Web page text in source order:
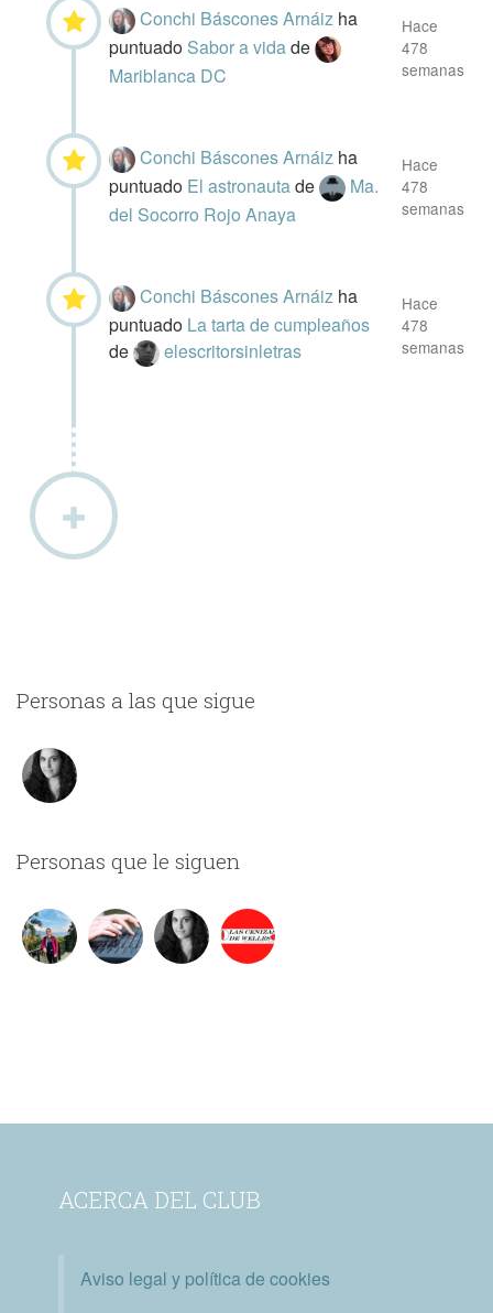
Conchi Báscones Arnáiz ha
puntuado Sabor a vidade
Mariblanca DC
Hace
478
semanas
Conchi Báscones Arnáiz ha
puntuado El astronautade
Ma.
del Socorro Rojo Anaya
Hace
478
semanas
Conchi Báscones Arnáiz ha
puntuado La tarta de cumpleaños
de
elescritorsinletras
Hace
478
semanas
Personas a las que sigue
Personas que le siguen
ACERCA DEL CLUB
Aviso legal y política de cookies